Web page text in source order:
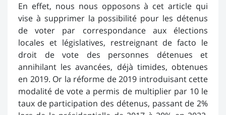
En effet, nous nous opposons à cet article qui
vise à supprimer la possibilité pour les détenus
de voter par correspondance aux élections
locales et législatives, restreignant de facto le
droit de vote des personnes détenues et
annihilant les avancées, déjà timides, obtenues
en 2019. Or la réforme de 2019 introduisant cette
modalité de vote a permis de multiplier par 10 le
taux de participation des détenus, passant de 2%